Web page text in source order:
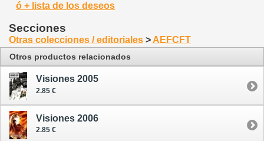
ó + lista de los deseos
Secciones
Otras colecciones / editoriales > AEFCFT
Otros productos relacionados
Visiones 2005
2.85 €
Visiones 2006
2.85 €